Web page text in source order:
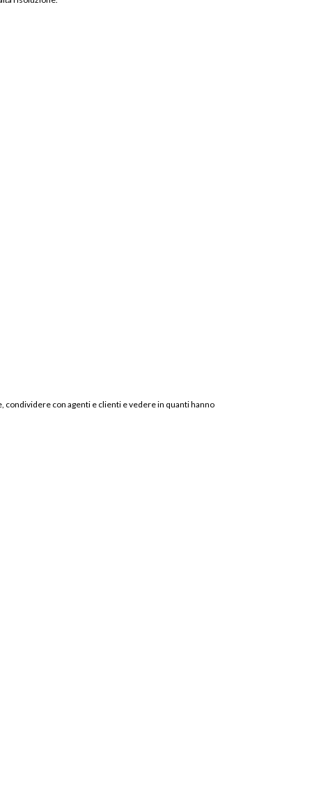
condividere con agenti e clienti e vedere in quanti hanno